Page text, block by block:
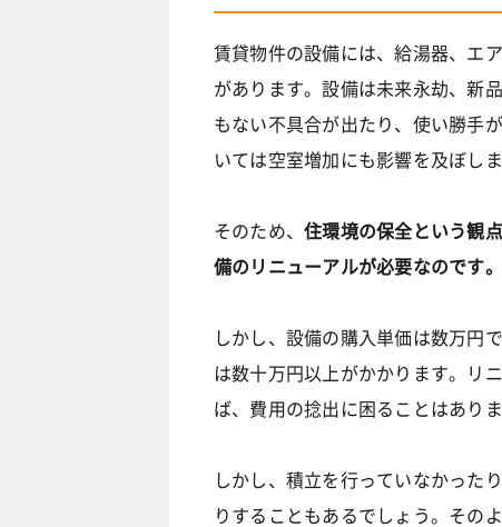
賃貸物件の設備には、給湯器、エ
があります。設備は未来永劫、新
もない不具合が出たり、使い勝手
いては空室増加にも影響を及ぼしま
そのため、住環境の保全という観
備のリニューアルが必要なのです。
しかし、設備の購入単価は数万円
は数十万円以上がかかります。リ
ば、費用の捻出に困ることはありま
しかし、積立を行っていなかった
りすることもあるでしょう。その